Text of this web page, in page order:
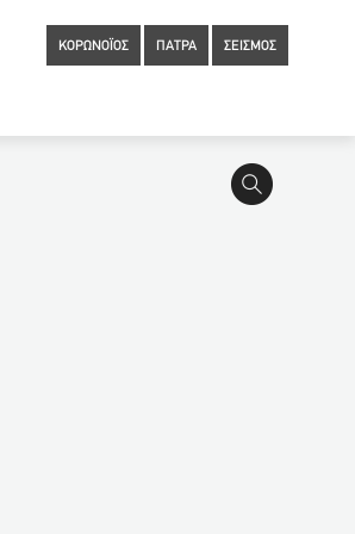
ΚΟΡΩΝΟΪΟΣ ΠΑΤΡΑ ΣΕΙΣΜΟΣ
να θέλουμε να εμβολιάσουμε τα παιδιά
Συνεργάτης του Πλακιωτάκη, ο